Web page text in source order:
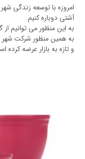
امروزه با توسعه زندگی
آشتی دوباره کنیم.
به این منظور می توانیم از
به همین منظور شرکت شهر
و تازه به بازار عرضه کرده